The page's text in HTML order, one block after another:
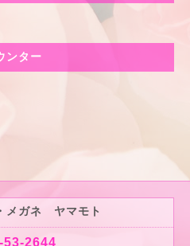
ンター
メガネ ヤマモト
53-2644